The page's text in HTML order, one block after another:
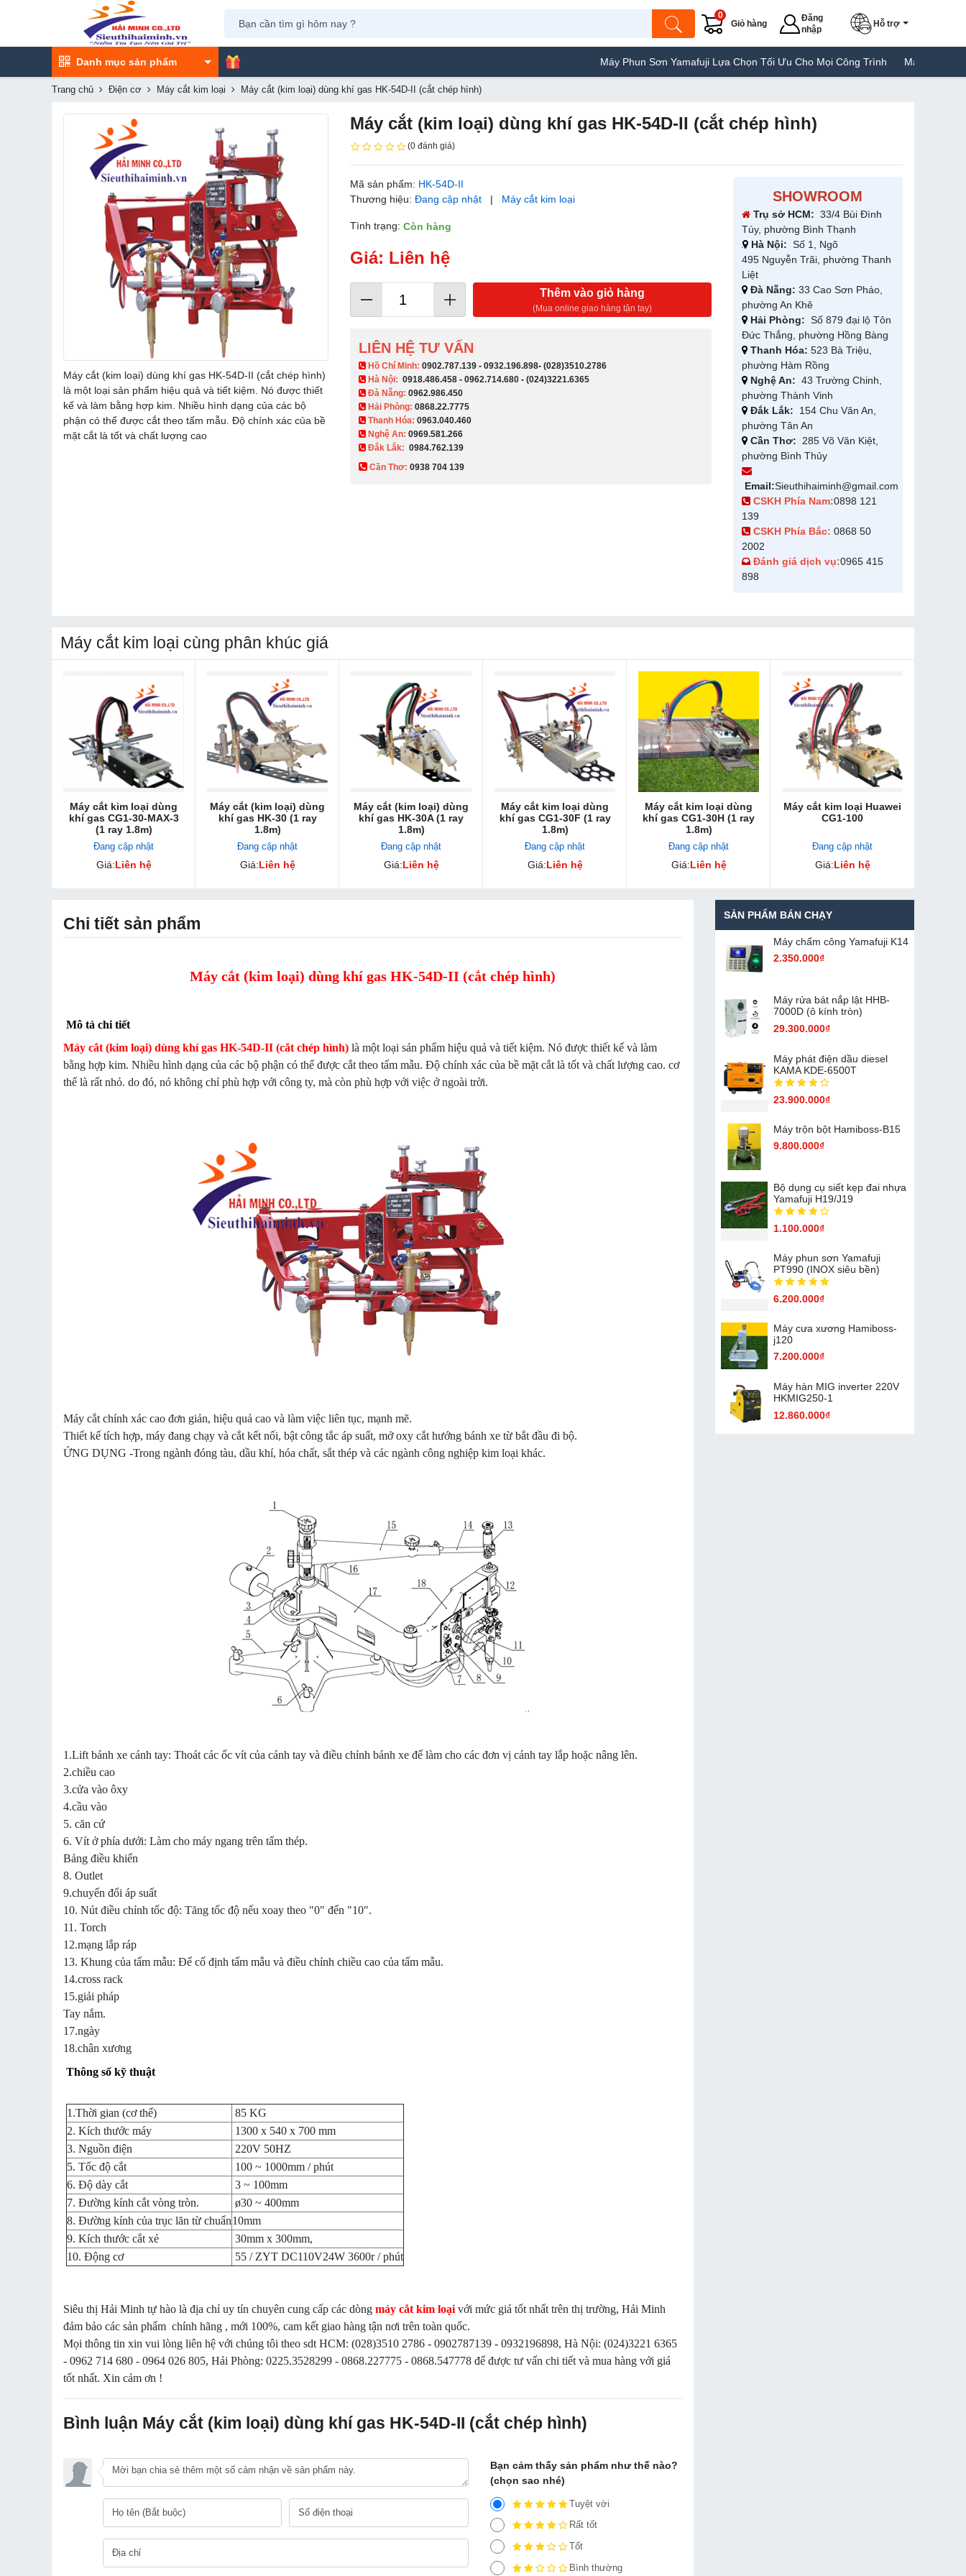
Giỏ hàng
0
Đăng
nhập
Hỗ trợ
Danh mục sản phẩm Máy Phun Sơn Yamafuji Lựa Chọn Tối Ưu Cho Mọi Công Trình Máy Hàn Túi
Trang chủ Điện cơ Máy cắt kim loại Máy cắt (kim loại) dùng khí gas HK-54D-II (cắt chép hình)
Máy cắt (kim loại) dùng khí gas HK-54D-II (cắt chép hình)
là một loại sản phẩm hiệu quả và tiết kiệm. Nó được thiết
kế và làm bằng hợp kim. Nhiều hình dạng của các bộ
phận có thể được cắt theo tấm mẫu. Độ chính xác của bề
mặt cắt là tốt và chất lượng cao
Máy cắt (kim loại) dùng khí gas HK-54D-II (cắt chép hình)
(0 đánh giá)
Mã sản phẩm: HK-54D-II
Thương hiệu:Đang cập nhật | Máy cắt kim loại
Tình trạng:Còn hàng
Giá: Liên hệ
Thêm vào giỏ hàng
(Mua online giao hàng tận tay)
LIÊN HỆ TƯ VẤN
​ Hồ Chí Minh:0902.787.139 -0932.196.898-(028)3510.2786
Hà Nội:0918.486.458 -0962.714.680 -(024)3221.6365
Đà Nẵng:0962.986.450
Hải Phòng:0868.22.7775
Thanh Hóa:0963.040.460
Nghệ An:0969.581.266
Đắk Lắk: 0984.762.139
Cần Thơ:0938 704 139​
SHOWROOM
Trụ sở HCM: 33/4 Bùi Đình
Túy, phường Bình Thạnh
Hà Nội: Số 1, Ngõ
495 Nguyễn Trãi, phường Thanh
Liệt
Đà Nẵng: 33 Cao Sơn Pháo,
phường An Khê
Hải Phòng: Số 879 đại lộ Tôn
Đức Thắng, phường Hồng Bàng
Thanh Hóa: 523 Bà Triệu,
phường Hàm Rồng
Nghệ An: 43 Trường Chinh,
phường Thành Vinh
Đắk Lắk: 154 Chu Văn An,
phường Tân An
Cần Thơ: 285 Võ Văn Kiệt,
phường Bình Thủy
Email:Sieuthihaiminh@gmail.com
CSKH Phía Nam:0898 121
139
CSKH Phía Bắc: 0868 50
2002
Đánh giá dịch vụ:0965 415
898
Máy cắt kim loại cùng phân khúc giá
Máy cắt kim loại dùng
khí gas CG1-30-MAX-3
(1 ray 1.8m)
Đang cập nhật
Giá:Liên hệ
Máy cắt (kim loại) dùng
khí gas HK-30 (1 ray
1.8m)
Đang cập nhật
Giá:Liên hệ
Máy cắt (kim loại) dùng
khí gas HK-30A (1 ray
1.8m)
Đang cập nhật
Giá:Liên hệ
Máy cắt kim loại dùng
khí gas CG1-30F (1 ray
1.8m)
Đang cập nhật
Giá:Liên hệ
Máy cắt kim loại dùng
khí gas CG1-30H (1 ray
1.8m)
Đang cập nhật
Giá:Liên hệ
Máy cắt kim loại Huawei
CG1-100
Đang cập nhật
Giá:Liên hệ
Chi tiết sản phẩm
Máy cắt (kim loại) dùng khí gas HK-54D-II (cắt chép hình)
Mô tả chi tiết
Máy cắt (kim loại) dùng khí gas HK-54D-II (cắt chép hình) là một loại sản phẩm hiệu quả và tiết kiệm. Nó được thiết kế và làm
bằng hợp kim. Nhiều hình dạng của các bộ phận có thể được cắt theo tấm mẫu. Độ chính xác của bề mặt cắt là tốt và chất lượng cao. cơ
thể là rất nhỏ. do đó, nó không chỉ phù hợp với công ty, mà còn phù hợp với việc ở ngoài trời.
Máy cắt chính xác cao đơn giản, hiệu quả cao và làm việc liên tục, mạnh mẽ.
Thiết kế tích hợp, máy đang chạy và cắt kết nối, bật công tắc áp suất, mở oxy cắt hướng bánh xe từ bắt đầu đi bộ.
ỨNG DỤNG -Trong ngành đóng tàu, dầu khí, hóa chất, sắt thép và các ngành công nghiệp kim loại khác.
1.Lift bánh xe cánh tay: Thoát các ốc vít của cánh tay và điều chỉnh bánh xe để làm cho các đơn vị cánh tay lắp hoặc nâng lên.
2.chiều cao
3.cửa vào ôxy
4.cầu vào
5. căn cứ
6. Vít ở phía dưới: Làm cho máy ngang trên tấm thép.
Bảng điều khiển
8. Outlet
9.chuyển đổi áp suất
10. Nút điều chỉnh tốc độ: Tăng tốc độ nếu xoay theo "0" đến "10".
11. Torch
12.mạng lắp ráp
13. Khung của tấm mẫu: Để cố định tấm mẫu và điều chỉnh chiều cao của tấm mẫu.
14.cross rack
15.giải pháp
Tay nắm.
17.ngày
18.chân xương
Thông số kỹ thuật
1.Thời gian (cơ thể)
85 KG
2. Kích thước máy
1300 x 540 x 700 mm
3. Nguồn điện
220V 50HZ
5. Tốc độ cắt
100 ~ 1000mm / phút
6. Độ dày cắt
3 ~ 100mm
7. Đường kính cắt vòng tròn.
ø30 ~ 400mm
8. Đường kính của trục lăn từ chuẩn10mm
9. Kích thước cắt xẻ
30mm x 300mm,
10. Động cơ
55 / ZYT DC110V24W 3600r / phút
Siêu thị Hải Minh tự hào là địa chỉ uy tín chuyên cung cấp các dòng máy cắt kim loại với mức giá tốt nhất trên thị trường, Hải Minh
đảm bảo các sản phẩm chính hãng , mới 100%, cam kết giao hàng tận nơi trên toàn quốc.
Mọi thông tin xin vui lòng liên hệ với chúng tôi theo sdt HCM: (028)3510 2786 - 0902787139 - 0932196898, Hà Nội: (024)3221 6365
- 0962 714 680 - 0964 026 805, Hải Phòng: 0225.3528299 - 0868.227775 - 0868.547778 để được tư vấn chi tiết và mua hàng với giá
tốt nhất. Xin cảm ơn !
Bình luận Máy cắt (kim loại) dùng khí gas HK-54D-II (cắt chép hình)
Bạn cảm thấy sản phẩm như thế nào?
(chọn sao nhé)
Tuyệt vời
Rất tốt
Tốt
Bình thường
SẢN PHẨM BÁN CHẠY
Máy chấm cô​ng Yamafuji K14
2.350.000₫
Máy rửa bát nắp lật HHB-
7000D (ô kính tròn)
29.300.000₫
Máy phát điện dầu diesel
KAMA KDE-6500T
23.900.000₫
Máy trộn bột Hamiboss-B15
9.800.000₫
Bộ dụng cụ siết kẹp đai nhựa
Yamafuji H19/J19
1.100.000₫
Máy phun sơn Yamafuji
PT990 (INOX siêu bền)
6.200.000₫
Máy cưa xương Hamiboss-
j120
7.200.000₫
Máy hàn MIG inverter 220V
HKMIG250-1
12.860.000₫